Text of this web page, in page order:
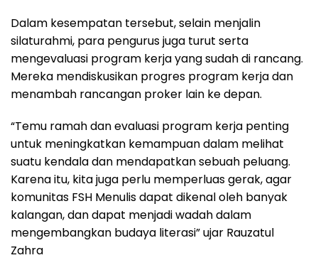
Dalam kesempatan tersebut, selain menjalin
silaturahmi, para pengurus juga turut serta
mengevaluasi program kerja yang sudah di rancang.
Mereka mendiskusikan progres program kerja dan
menambah rancangan proker lain ke depan.
“Temu ramah dan evaluasi program kerja penting
untuk meningkatkan kemampuan dalam melihat
suatu kendala dan mendapatkan sebuah peluang.
Karena itu, kita juga perlu memperluas gerak, agar
komunitas FSH Menulis dapat dikenal oleh banyak
kalangan, dan dapat menjadi wadah dalam
mengembangkan budaya literasi” ujar Rauzatul
Zahra